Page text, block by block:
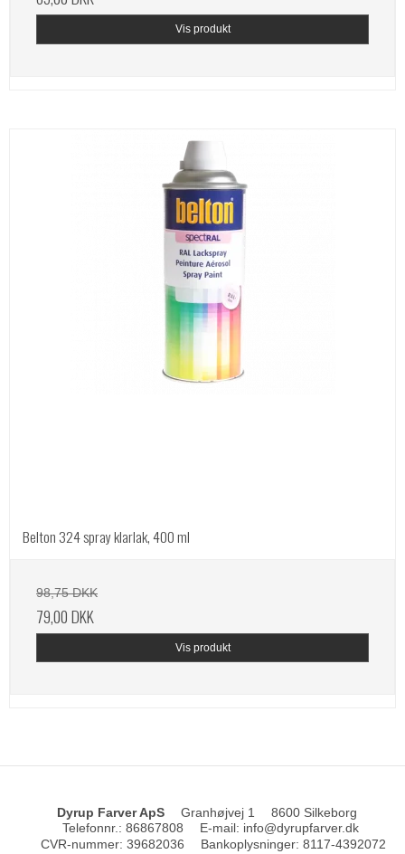
Vis produkt
Belton 324 spray klarlak, 400 ml
98,75 DKK
79,00 DKK
Vis produkt
Dyrup Farver ApS Granhøjvej 1
8600 Silkeborg
Telefonnr.: 86867808 E-mail: info@dyrupfarver.dk
CVR-nummer: 39682036 Bankoplysninger: 8117-4392072